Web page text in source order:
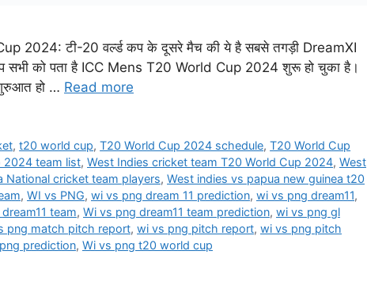
2024: टी-20 वर्ल्ड कप के दूसरे मैच की ये है सबसे तगड़ी DreamXI
सभी को पता है ICC Mens T20 World Cup 2024 शुरू हो चुका है।
हो … Read more
,t20 world cup,T20 World Cup 2024 schedule,T20 World Cup
2024 team list, West Indies cricket team T20 World Cup 2024, West
National cricket team players, West indies vs papua new guinea t20
, WI vs PNG, wi vs png dream 11 prediction, wi vs png dream11,
team, Wi vs png dream11 team prediction, wi vs png gl
png match pitch report, wi vs png pitch report, wi vs png pitch
prediction, Wi vs png t20 world cup